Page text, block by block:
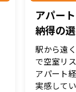
アパー
納得の
駅から遠
で空室リ
アパート
実感して